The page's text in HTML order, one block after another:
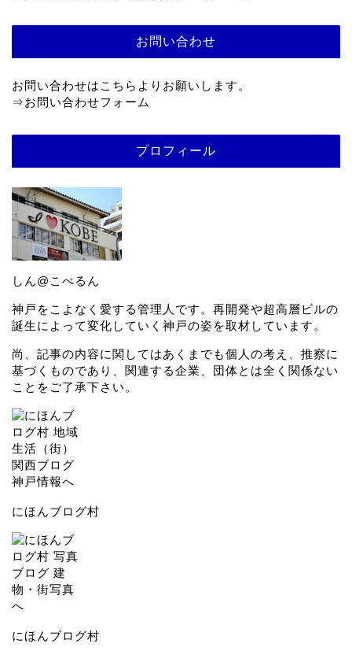
お問い合わせ
お問い合わせはこちらよりお願いします。
⇒お問い合わせフォーム
プロフィール
しん@こべるん
神戸をこよなく愛する管理人です。再開発や超高層ビルの
誕生によって変化していく神戸の姿を取材しています。
尚、記事の内容に関してはあくまでも個人の考え、推察に
基づくものであり、関連する企業、団体とは全く関係ない
ことをご了承下さい。
にほんブログ村
にほんブログ村